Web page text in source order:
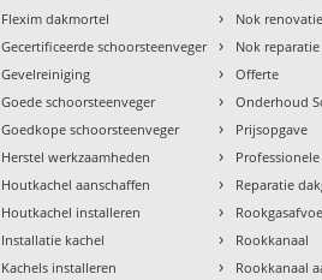
Flexim dakmortel
Gecertificeerde schoorsteenveger
Gevelreiniging
Goede schoorsteenveger
Goedkope schoorsteenveger
Herstel werkzaamheden
Houtkachel aanschaffen
Houtkachel installeren
Installatie kachel
Kachels installeren
› Nok renovatie
› Nok reparatie
› Offerte
› Onderhoud
› Prijsopgave
›
› Reparatie
›
› Rookkanaal
› Rookkanaal